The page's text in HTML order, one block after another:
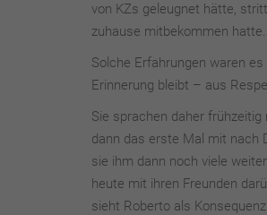
von KZs geleugnet hätte,
zuhause mitbekommen hatte.
Solche Erfahrungen waren
Erinnerung bleibt – aus
Sie sprachen daher
dann das erste Mal mit nach
sie ihm dann noch viele
heute mit ihren Freunden
sieht Roberto als